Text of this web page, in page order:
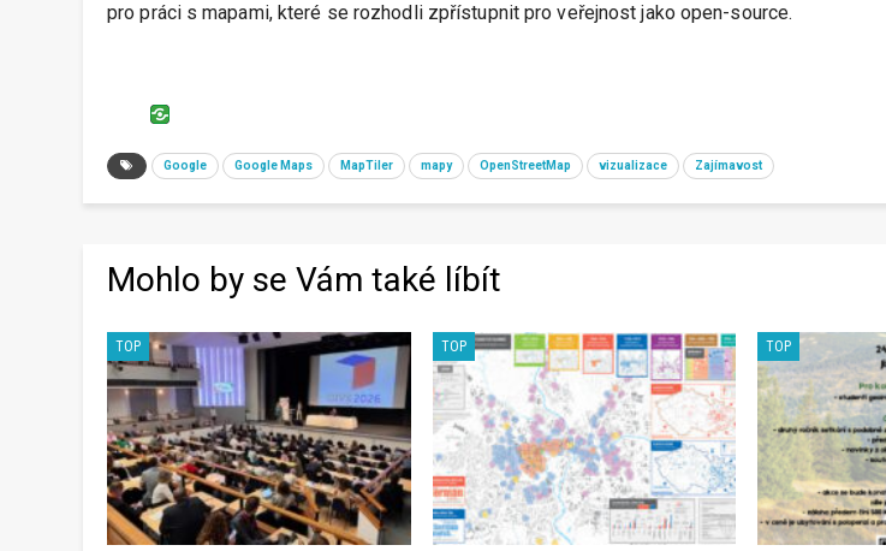
pro práci s mapami, které se rozhodli zpřístupnit pro veřejnost jako open-source.
Google Google Maps MapTiler mapy OpenStreetMap vizualizace Zajímavost
Mohlo by se Vám také líbít
TOP TOP TOP